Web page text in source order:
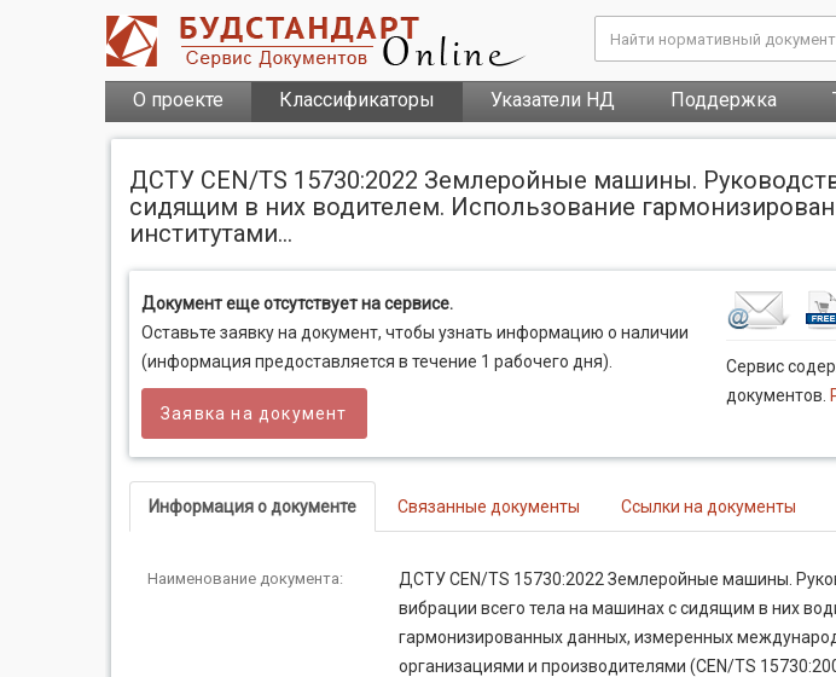
О проекте Классификаторы Указатели НД Поддержка
ДСТУ CEN/TS 15730:2022 Землеройные машины.
сидящим в них водителем. Использование
институтами...
Документ еще отсутствует на сервисе.
Оставьте заявку на документ, чтобы узнать информацию о наличии
(информация предоставляется в течение 1 рабочего дня).
Заявка на документ
Сервис
документов.
Информация о документе Связанные документы Ссылки на документы
Наименование документа:
ДСТУ CEN/TS 15730:2022 Землеройные машины.
вибрации всего тела на машинах с сидящим в них
гармонизированных данных, измеренных
организациями и производителями (CEN/TS